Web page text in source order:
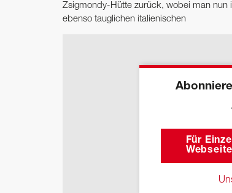
Zsigmondy-Hütte zurück, wobei man nun
ebenso tauglichen italienischen
Für